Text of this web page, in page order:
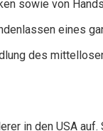
sowie von
eines
des
in den USA